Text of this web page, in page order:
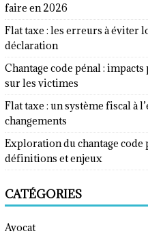
faire en 2026
Flat taxe : les erreurs à éviter
déclaration
Chantage code pénal :
sur les victimes
Flat taxe : un système fiscal à
changements
Exploration du chantage code
définitions et enjeux
CATÉGORIES
Avocat